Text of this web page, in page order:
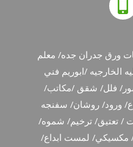
ورق جدران جده/ معلم
الخارجيه /ابوريم فني
فلل/ شقق /مكاتب/
ورود/ روشان/ سفنجه
/ تعتيق/ ترخيم/ شموه/
مكسيكي/ لمست ابداع/